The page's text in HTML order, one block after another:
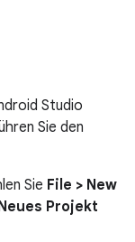
Studio
Sie den
Sie File > New
Projekt